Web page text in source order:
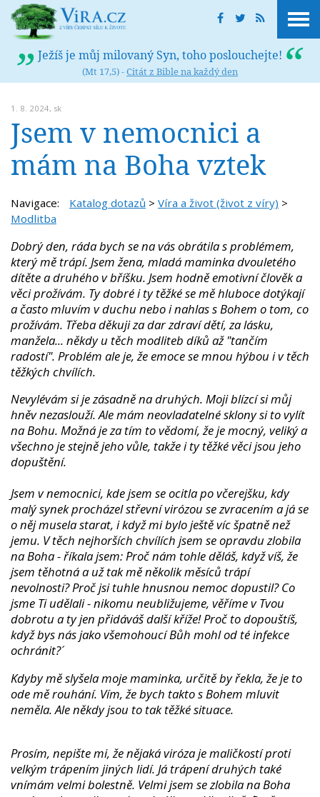
Ježíš je můj milovaný Syn, toho poslouchejte!
(Mt 17,5) -Citát z Bible na každý den
1. 8. 2024, sk
Jsem v nemocnici a
mám na Boha vztek
Navigace: Katalog dotazů > Víra a život (život z víry) >
Modlitba
Dobrý den, ráda bych se na vás obrátila s problémem,
který mě trápí. Jsem žena, mladá maminka dvouletého
dítěte a druhého v bříšku. Jsem hodně emotivní člověk a
věci prožívám. Ty dobré i ty těžké se mě hluboce dotýkají
a často mluvím v duchu nebo i nahlas s Bohem o tom, co
prožívám. Třeba děkuji za dar zdraví dětí, za lásku,
manžela... někdy u těch modliteb díků až "tančím
radostí". Problém ale je, že emoce se mnou hýbou i v těch
těžkých chvílích.
Nevylévám si je zásadně na druhých. Moji blízcí si můj
hněv nezaslouží. Ale mám neovladatelné sklony si to vylít
na Bohu. Možná je za tím to vědomí, že je mocný, veliký a
všechno je stejně jeho vůle, takže i ty těžké věci jsou jeho
dopuštění.
Jsem v nemocnici, kde jsem se ocitla po včerejšku, kdy
malý synek procházel střevní virózou se zvracením a já se
o něj musela starat, i když mi bylo ještě víc špatně než
jemu. V těch nejhorších chvílích jsem se opravdu zlobila
na Boha - říkala jsem: ´Proč nám tohle děláš, když víš, že
jsem těhotná a už tak mě několik měsíců trápí
nevolnosti? Proč jsi tuhle hnusnou nemoc dopustil? Co
jsme Ti udělali - nikomu neubližujeme, věříme v Tvou
dobrotu a ty jen přidáváš další kříže! Proč to dopouštíš,
když bys nás jako všemohoucí Bůh mohl od té infekce
ochránit?´
Kdyby mě slyšela moje maminka, určitě by řekla, že je to
ode mě rouhání. Vím, že bych takto s Bohem mluvit
neměla. Ale někdy jsou to tak těžké situace.
Prosím, nepište mi, že nějaká viróza je maličkostí proti
velkým trápením jiných lidí. Já trápení druhých také
vnímám velmi bolestně. Velmi jsem se zlobila na Boha